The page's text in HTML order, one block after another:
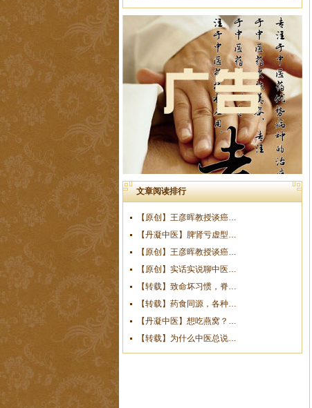
文章阅读排行
【原创】王彦晖教授谈癌…
【丹凝中医】脾肾亏虚型…
【原创】王彦晖教授谈癌…
【原创】实话实说聊中医…
【转载】致命坏习惯，脊…
【转载】药食同源，各种…
【丹凝中医】想吃燕窝？…
【转载】为什么中医总说…